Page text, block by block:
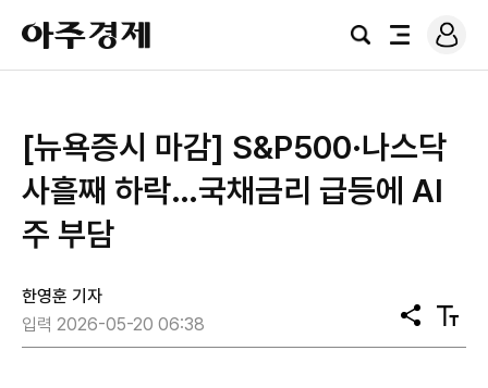
아
주
경
검
전
로
그
[뉴욕증시 마감] S&P500·나스닥
사흘째 하락…국채금리 급등에 AI
주 부담
한영훈 기자
입력 2026-05-20 06:38
공
유
텍
스